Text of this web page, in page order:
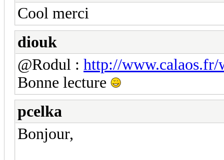
Cool merci
diouk
@Rodul : http://
Bonne lecture
pcelka
Bonjour,